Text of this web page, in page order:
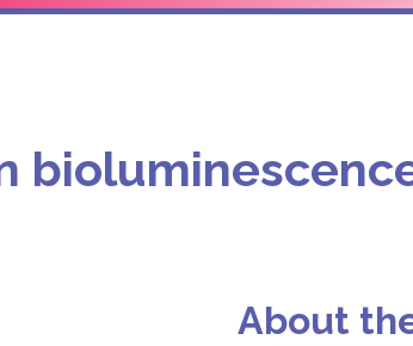
About